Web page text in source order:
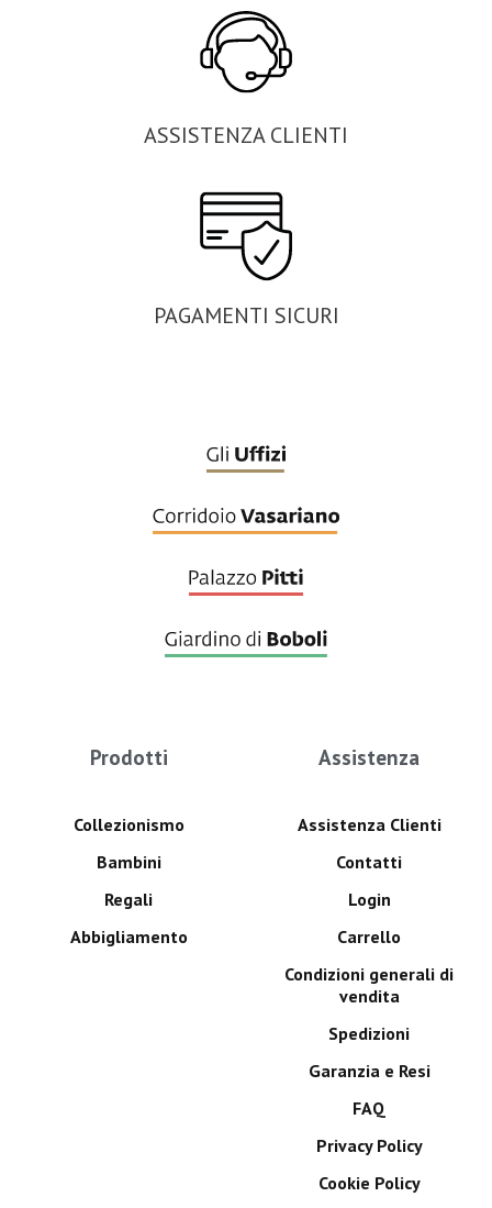
ASSISTENZA CLIENTI
PAGAMENTI SICURI
Prodotti
Collezionismo
Bambini
Regali
Abbigliamento
Assistenza
Assistenza Clienti
Contatti
Login
Carrello
Condizioni generali di
vendita
Spedizioni
Garanzia e Resi
FAQ
Privacy Policy
Cookie Policy